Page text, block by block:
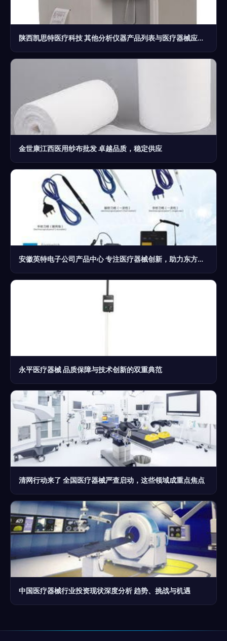
陕西凯思特医疗科技 其他分析仪器产品列表与医疗器械应用解析
金世康江西医用纱布批发 卓越品质，稳定供应
安徽英特电子公司产品中心 专注医疗器械创新，助力东方医疗器械网发展
永平医疗器械 品质保障与技术创新的双重典范
清网行动来了 全国医疗器械严查启动，这些领域成重点焦点
中国医疗器械行业投资现状深度分析 趋势、挑战与机遇